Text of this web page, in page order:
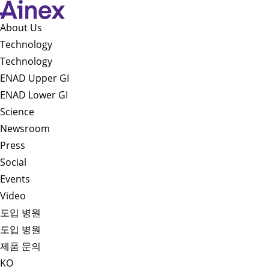
About Us​
Technology
Technology
ENAD Upper GI
ENAD Lower GI
Science
Newsroom
Press
Social
Events
Video
도입 병원
도입 병원
제품 문의
KO